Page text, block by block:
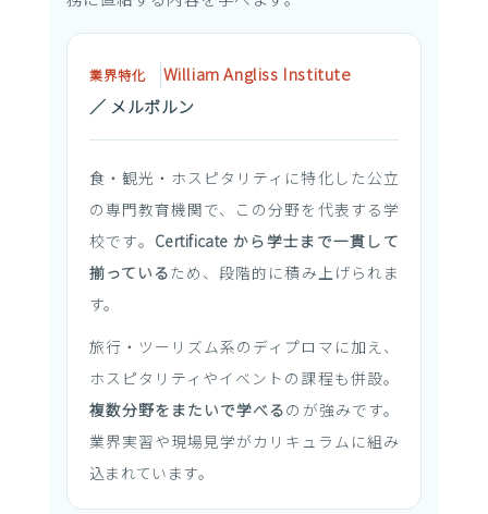
業界特化
William Angliss Institute
／ メルボルン
食・観光・ホスピタリティに特化した公立
の専門教育機関で、この分野を代表する学
校です。 Certificate から学士まで一貫して
揃っているため、段階的に積み上げられま
す。
旅行・ツーリズム系のディプロマに加え、
ホスピタリティやイベントの課程も併設。
複数分野をまたいで学べるのが強みです。
業界実習や現場見学がカリキュラムに組み
込まれています。